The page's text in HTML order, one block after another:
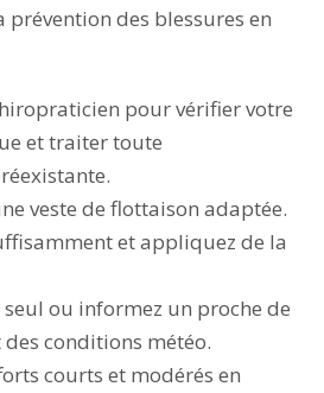
prévention des blessures en
pour vérifier votre
et traiter toute
veste de flottaison adaptée.
et appliquez de la
ou informez un proche de
conditions météo.
courts et modérés en